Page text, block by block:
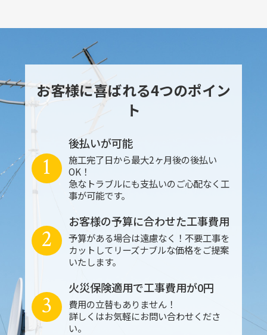
お客様に喜ばれる4つのポイン
ト
後払いが可能
施工完了日から最大2ヶ月後の後払い
OK！
急なトラブルにも支払いのご心配なく工
事が可能です。
1
お客様の予算に合わせた工事費用
予算がある場合は遠慮なく！不要工事を
カットしてリーズナブルな価格をご提案
いたします。
2
火災保険適用で工事費用が0円
費用の立替もありません！
詳しくはお気軽にお問い合わせくださ
い。
3